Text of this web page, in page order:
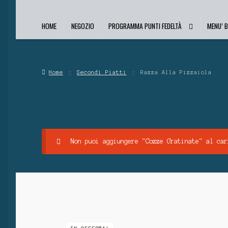
HOME NEGOZIO PROGRAMMA PUNTI FEDELTÀ MENU’
Home Secondi Piatti Razza Alla Pizzaiola
Non puoi aggiungere "Cozze Gratinate" al